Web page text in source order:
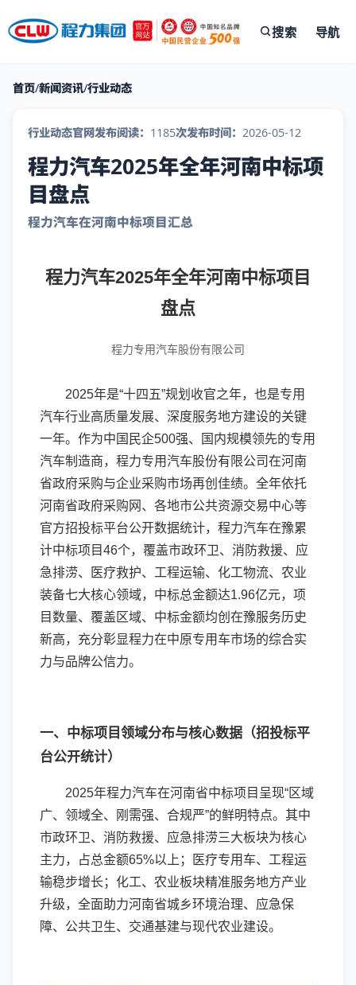
搜索 导航
首页/新闻资讯/行业动态
行业动态官网发布阅读：1185次发布时间：2026-05-12
程力汽车2025年全年河南中标项
目盘点
程力汽车在河南中标项目汇总
程力汽车2025年全年河南中标项目
盘点
程力专用汽车股份有限公司
2025年是“十四五”规划收官之年，也是专用
汽车行业高质量发展、深度服务地方建设的关键
一年。作为中国民企500强、国内规模领先的专用
汽车制造商，程力专用汽车股份有限公司在河南
省政府采购与企业采购市场再创佳绩。全年依托
河南省政府采购网、各地市公共资源交易中心等
官方招投标平台公开数据统计，程力汽车在豫累
计中标项目46个，覆盖市政环卫、消防救援、应
急排涝、医疗救护、工程运输、化工物流、农业
装备七大核心领域，中标总金额达1.96亿元，项
目数量、覆盖区域、中标金额均创在豫服务历史
新高，充分彰显程力在中原专用车市场的综合实
力与品牌公信力。
一、中标项目领域分布与核心数据（招投标平
台公开统计）
2025年程力汽车在河南省中标项目呈现“区域
广、领域全、刚需强、合规严”的鲜明特点。其中
市政环卫、消防救援、应急排涝三大板块为核心
主力，占总金额65%以上；医疗专用车、工程运
输稳步增长；化工、农业板块精准服务地方产业
升级，全面助力河南省城乡环境治理、应急保
障、公共卫生、交通基建与现代农业建设。